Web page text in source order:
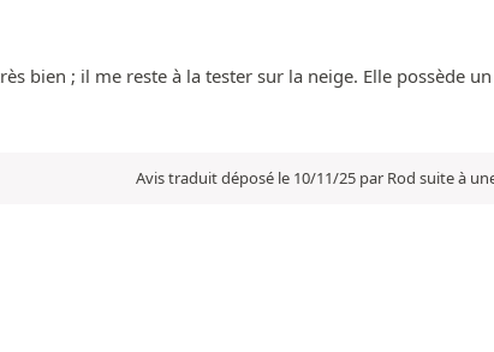
bien ; il me reste à la tester sur la neige. Elle possède
Avis traduit déposé le 10/11/25 par Rod suite à